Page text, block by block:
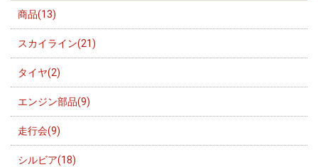
商品(13)
スカイライン(21)
タイヤ(2)
エンジン部品(9)
走行会(9)
シルビア(18)